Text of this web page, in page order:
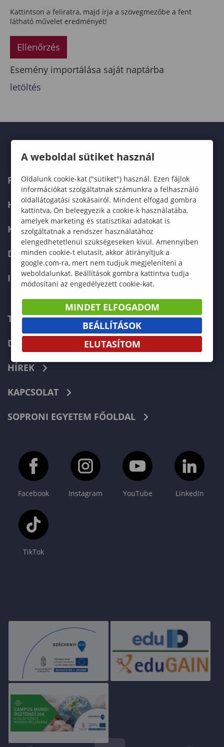
Kattintson a feliratra, majd írja a szövegmezőbe a fent
látható művelet eredményét!
Ellenőrzés
Esemény importálása saját naptárba
letöltés
FELVÉTELIZŐKNEK
HALLGATÓKNAK
KÉPZÉSEK
DOKTORI ISKOLA
INTERNATIONAL
TELEFONKÖNYV
DOKUMENTUMOK
HÍREK
KAPCSOLAT
SOPRONI EGYETEM FŐOLDAL
Facebook Instagram YouTube LinkedIn
TikTok
A weboldal sütiket használ
Oldalunk cookie-kat ("sütiket") használ. Ezen fájlok
információkat szolgáltatnak számunkra a felhasználó
oldallátogatási szokásairól. Mindent elfogad gombra
kattintva, Ön beleegyezik a cookie-k használatába,
amelyek marketing és statisztikai adatokat is
szolgáltatnak a rendszer használatához
elengedhetetlenül szükségeseken kívül. Amennyiben
minden cookie-t elutasít, akkor átirányítjuk a
google.com-ra, mert nem tudjuk megjeleníteni a
weboldalunkat. Beállítások gombra kattintva tudja
módosítani az engedélyezett cookie-kat.
MINDET ELFOGADOM
BEÁLLÍTÁSOK
ELUTASÍTOM